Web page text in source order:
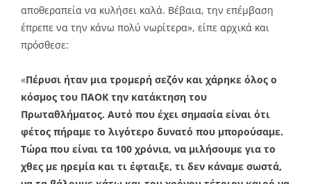
αποθεραπεία να κυλήσει καλά. Βέβαια, την επέμβαση
έπρεπε να την κάνω πολύ νωρίτερα», είπε αρχικά και
πρόσθεσε:
«Πέρυσι ήταν μια τρομερή σεζόν και χάρηκε όλος ο
κόσμος του ΠΑΟΚ την κατάκτηση του
Πρωταθλήματος. Αυτό που έχει σημασία είναι ότι
φέτος πήραμε το λιγότερο δυνατό που μπορούσαμε.
Τώρα που είναι τα 100 χρόνια, να μιλήσουμε για το
χθες με ηρεμία και τι έφταιξε, τι δεν κάναμε σωστά,